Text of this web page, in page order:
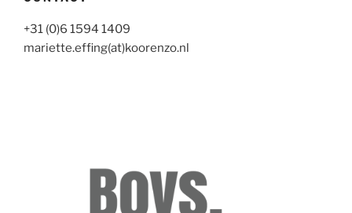
+31 (0)6 1594 1409
mariette.effing(at)koorenzo.nl